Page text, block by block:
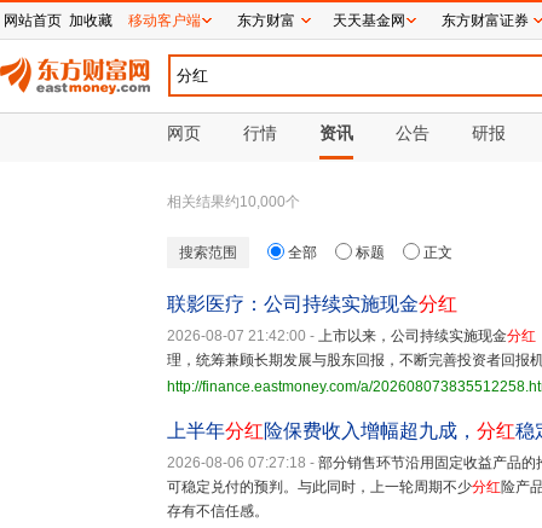
网页 行情 资讯 公告 研报
相关结果约10,000个
搜索范围 全部 标题 正文
联影医疗：公司持续实施现金分红
2026-08-07 21:42:00 - 上市以来，公司持续实施现金分红
理，统筹兼顾长期发展与股东回报，不断完善投资者回报
http://finance.eastmoney.com/a/
上半年分红险保费收入增幅超九成， 分红稳
2026-08-06 07:27:18 - 部分销售环节沿用固定收益产品的
可稳定兑付的预判。与此同时，上一轮周期不少分红险产
存有不信任感。
网站首页 加收藏 移动客户端 东方财富 天天基金网 东方财富证券